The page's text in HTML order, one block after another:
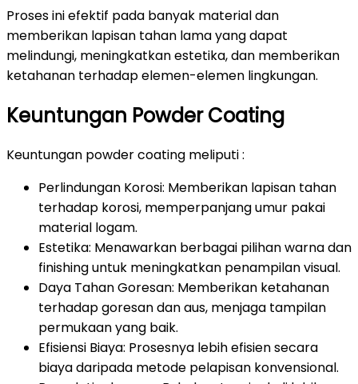
Proses ini efektif pada banyak material dan
memberikan lapisan tahan lama yang dapat
melindungi, meningkatkan estetika, dan memberikan
ketahanan terhadap elemen-elemen lingkungan.
Keuntungan Powder Coating
Keuntungan powder coating meliputi :
Perlindungan Korosi: Memberikan lapisan tahan
terhadap korosi, memperpanjang umur pakai
material logam.
Estetika: Menawarkan berbagai pilihan warna dan
finishing untuk meningkatkan penampilan visual.
Daya Tahan Goresan: Memberikan ketahanan
terhadap goresan dan aus, menjaga tampilan
permukaan yang baik.
Efisiensi Biaya: Prosesnya lebih efisien secara
biaya daripada metode pelapisan konvensional.